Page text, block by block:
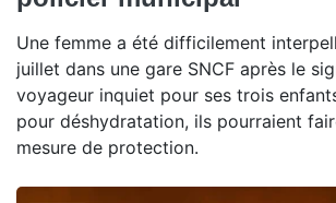
Une femme a été difficilement
juillet dans une gare SNCF après le
voyageur inquiet pour ses trois
pour déshydratation, ils pourraient
mesure de protection.